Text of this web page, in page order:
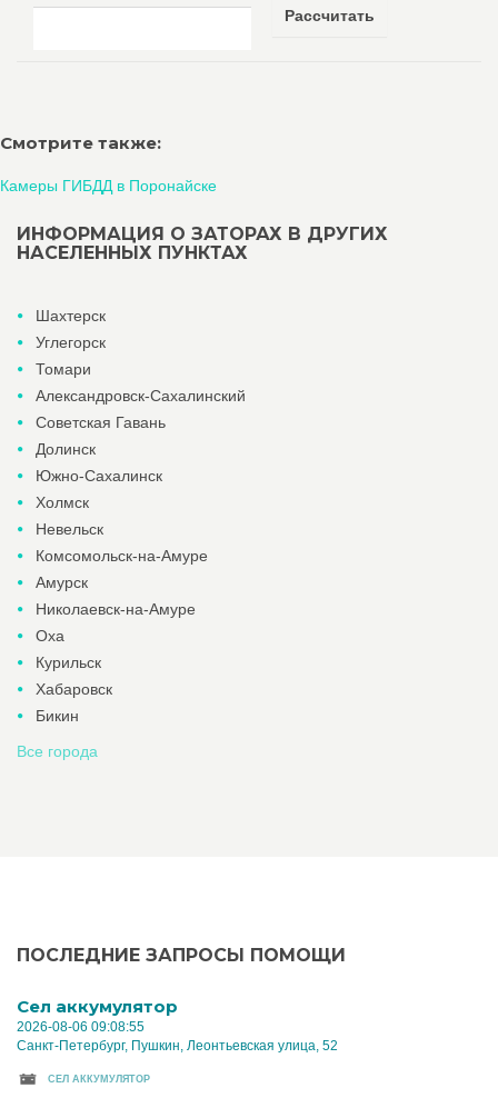
Рассчитать
Смотрите также:
Камеры ГИБДД в Поронайске
ИНФОРМАЦИЯ О ЗАТОРАХ В ДРУГИХ
НАСЕЛЕННЫХ ПУНКТАХ
Шахтерск
Углегорск
Томари
Александровск-Сахалинский
Советская Гавань
Долинск
Южно-Сахалинск
Холмск
Невельск
Комсомольск-на-Амуре
Амурск
Николаевск-на-Амуре
Оха
Курильск
Хабаровск
Бикин
Все города
ПОСЛЕДНИЕ ЗАПРОСЫ ПОМОЩИ
Cел аккумулятор
2026-08-06 09:08:55
Санкт-Петербург, Пушкин, Леонтьевская улица, 52
CЕЛ АККУМУЛЯТОР